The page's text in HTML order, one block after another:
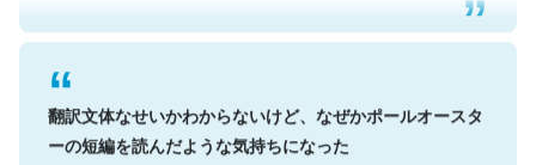
翻訳文体なせいかわからないけど、なぜかポールオースタ
ーの短編を読んだような気持ちになった